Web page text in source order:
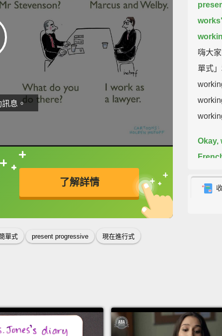
息。
了解詳情
接查字典喔！
英
單式 present progressive 現在進行式
嗨大
單式
Okay,
is
And